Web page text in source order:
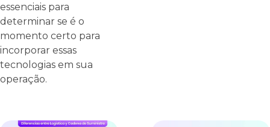
essenciais para
determinar se é o
momento certo para
incorporar essas
tecnologias em sua
operação.